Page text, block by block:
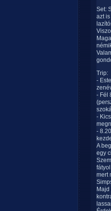
Set:
azt
Trip:
-
- Fél
-
-
A
egy
mert